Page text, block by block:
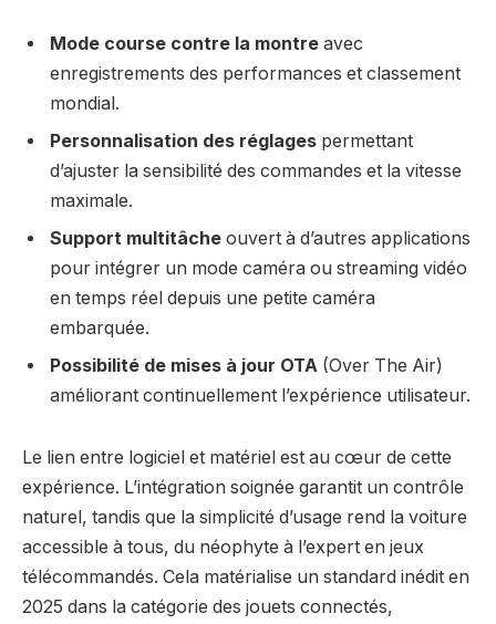
Mode course contre la montre avec
enregistrements des performances et classement
mondial.
Personnalisation des réglages permettant
d’ajuster la sensibilité des commandes et la vitesse
maximale.
Support multitâche ouvert à d’autres applications
pour intégrer un mode caméra ou streaming vidéo
en temps réel depuis une petite caméra
embarquée.
Possibilité de mises à jour OTA (Over The Air)
améliorant continuellement l’expérience utilisateur.
Le lien entre logiciel et matériel est au cœur de cette
expérience. L’intégration soignée garantit un contrôle
naturel, tandis que la simplicité d’usage rend la voiture
accessible à tous, du néophyte à l’expert en jeux
télécommandés. Cela matérialise un standard inédit en
2025 dans la caté­gorie des jouets connectés,